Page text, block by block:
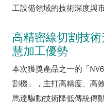
工設備領域的技術深度與
高精密線切割技
慧加工優勢
本次獲獎產品之一的「
割機」，主打高精度、高
馬達驅動技術降低傳統傳